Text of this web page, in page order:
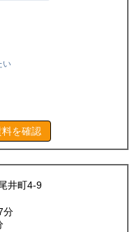
い
料を確認
井町4-9
分